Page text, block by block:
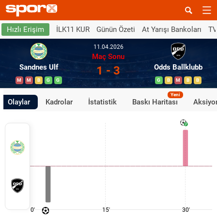
Hızlı Erişim İLK11 KUR Günün Özeti At Yarışı Bankoları
Sandnes Ulf
M M B G G
11.04.2026
Maç Sonu
1 - 3 Odds Ballklubb
G B M B B
Olaylar Kadrolar İstatistik Baskı Haritası
Yeni
0' 15' 30'